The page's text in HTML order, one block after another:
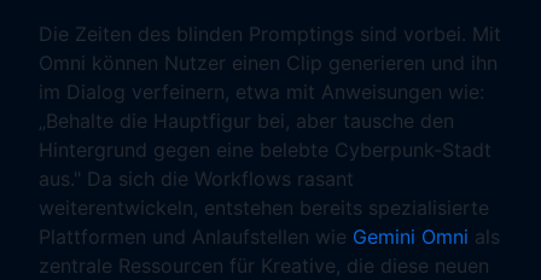
Die Zeiten des blinden Promptings sind vorbei. Mit
Omni können Nutzer einen Clip generieren und ihn
im Dialog verfeinern, etwa mit Anweisungen wie:
„Behalte die Hauptfigur bei, aber tausche den
Hintergrund gegen eine belebte Cyberpunk-Stadt
aus." Da sich die Workflows rasant
weiterentwickeln, entstehen bereits spezialisierte
Plattformen und Anlaufstellen wie Gemini Omni als
zentrale Ressourcen für Kreative, die diese neuen